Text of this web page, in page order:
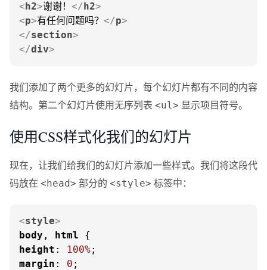
<h2>谢谢！ </h2>
<p>有任何问题吗？ </p>
</section>
</div>
我们添加了两个更多的幻灯片，每个幻灯片都有不同的内容
结构。第二个幻灯片使用无序列表 <ul> 显示项目符号。
使用CSS样式化我们的幻灯片
现在，让我们给我们的幻灯片添加一些样式。我们将这段代
码放在 <head> 部分的 <style> 标签中：
<style>
body , html
height : 100%
margin : 0